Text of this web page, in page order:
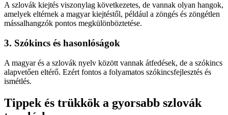
A szlovák kiejtés viszonylag következetes, de vannak olyan hangok,
amelyek eltérnek a magyar kiejtéstől, például a zöngés és zöngétlen
mássalhangzók pontos megkülönböztetése.
3. Szókincs és hasonlóságok
A magyar és a szlovák nyelv között vannak átfedések, de a szókincs
alapvetően eltérő. Ezért fontos a folyamatos szókincsfejlesztés és
ismétlés.
Tippek és trükkök a gyorsabb szlovák